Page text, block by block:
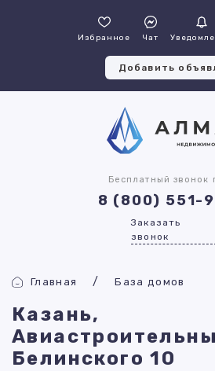
Избранное Чат
Добавить
Бесплатный звонок
8 (800) 551-
Заказать
звонок
Главная База домов
Казань,
Белинского 10